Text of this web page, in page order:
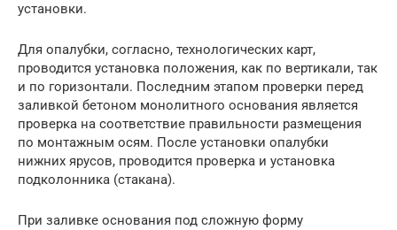
установки.
Для опалубки, согласно, технологических карт,
проводится установка положения, как по вертикали, так
и по горизонтали. Последним этапом проверки перед
заливкой бетоном монолитного основания является
проверка на соответствие правильности размещения
по монтажным осям. После установки опалубки
нижних ярусов, проводится проверка и установка
подколонника (стакана).
При заливке основания под сложную форму